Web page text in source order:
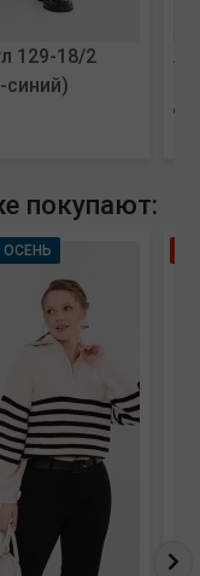
129-18/2
синий)
покупают:
ОСЕНЬ